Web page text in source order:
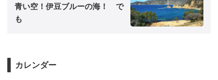
青い空！伊豆ブルーの海！ で
も
カレンダー